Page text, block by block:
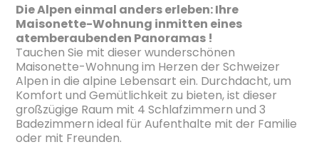
Die Alpen einmal anders erleben: Ihre
Maisonette-Wohnung inmitten eines
atemberaubenden Panoramas !
Tauchen Sie mit dieser wunderschönen
Maisonette-Wohnung im Herzen der Schweizer
Alpen in die alpine Lebensart ein. Durchdacht, um
Komfort und Gemütlichkeit zu bieten, ist dieser
großzügige Raum mit 4 Schlafzimmern und 3
Badezimmern ideal für Aufenthalte mit der Familie
oder mit Freunden.